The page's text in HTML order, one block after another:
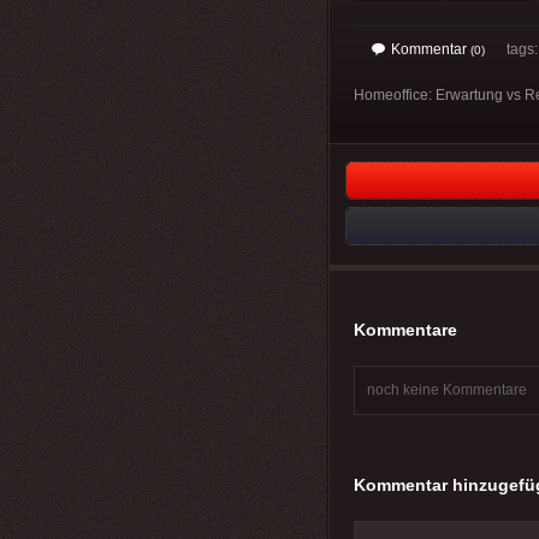
Kommentar (0)
Homeoffice: Erwartung vs
Kommentare
noch keine Kommentare
Kommentar